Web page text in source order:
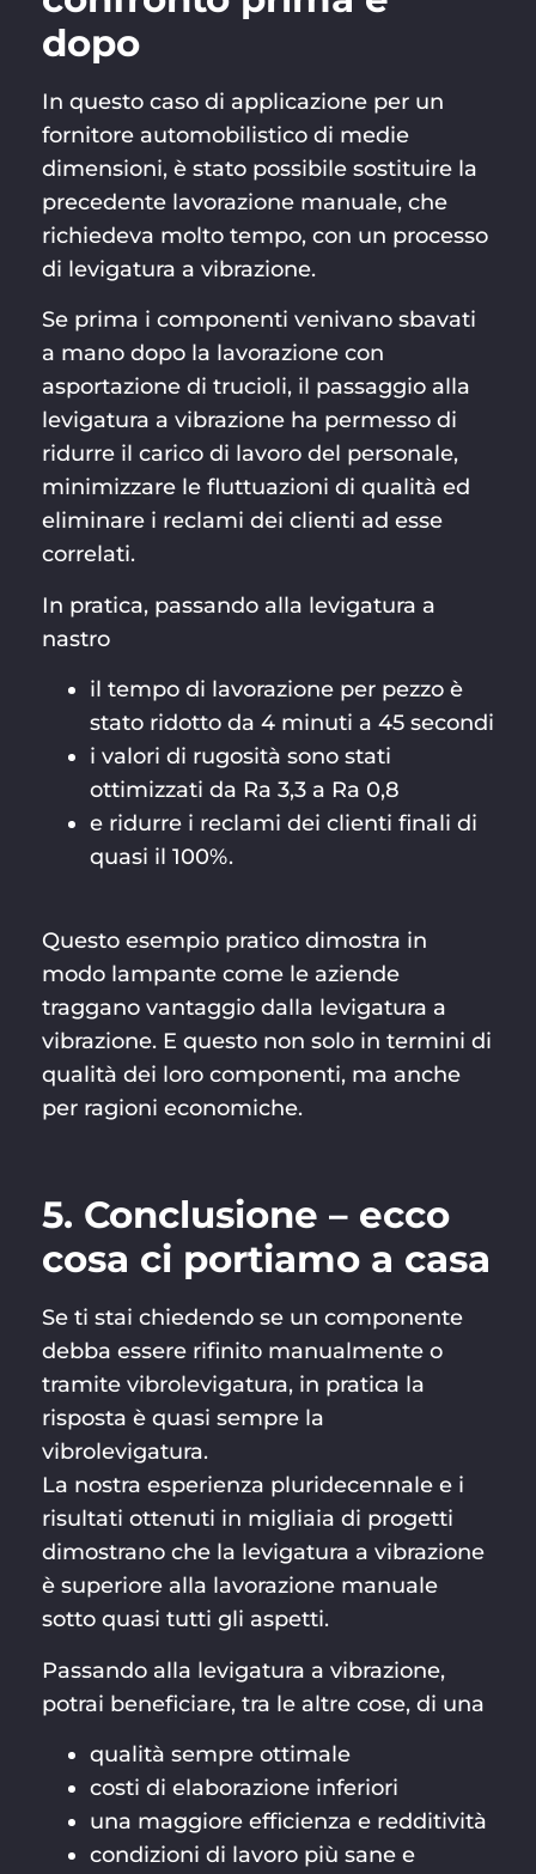
dopo
In questo caso di applicazione per un
fornitore automobilistico di medie
dimensioni, è stato possibile sostituire la
precedente lavorazione manuale, che
richiedeva molto tempo, con un processo
di levigatura a vibrazione.
Se prima i componenti venivano sbavati
a mano dopo la lavorazione con
asportazione di trucioli, il passaggio alla
levigatura a vibrazione ha permesso di
ridurre il carico di lavoro del personale,
minimizzare le fluttuazioni di qualità ed
eliminare i reclami dei clienti ad esse
correlati.
In pratica, passando alla levigatura a
nastro
il tempo di lavorazione per pezzo è
stato ridotto da 4 minuti a 45 secondi
i valori di rugosità sono stati
ottimizzati da Ra 3,3 a Ra 0,8
e ridurre i reclami dei clienti finali di
quasi il 100%.
Questo esempio pratico dimostra in
modo lampante come le aziende
traggano vantaggio dalla levigatura a
vibrazione. E questo non solo in termini di
qualità dei loro componenti, ma anche
per ragioni economiche.
5. Conclusione – ecco
cosa ci portiamo a casa
Se ti stai chiedendo se un componente
debba essere rifinito manualmente o
tramite vibrolevigatura, in pratica la
risposta è quasi sempre la
vibrolevigatura.
La nostra esperienza pluridecennale e i
risultati ottenuti in migliaia di progetti
dimostrano che la levigatura a vibrazione
è superiore alla lavorazione manuale
sotto quasi tutti gli aspetti.
Passando alla levigatura a vibrazione,
potrai beneficiare, tra le altre cose, di una
qualità sempre ottimale
costi di elaborazione inferiori
una maggiore efficienza e redditività
condizioni di lavoro più sane e